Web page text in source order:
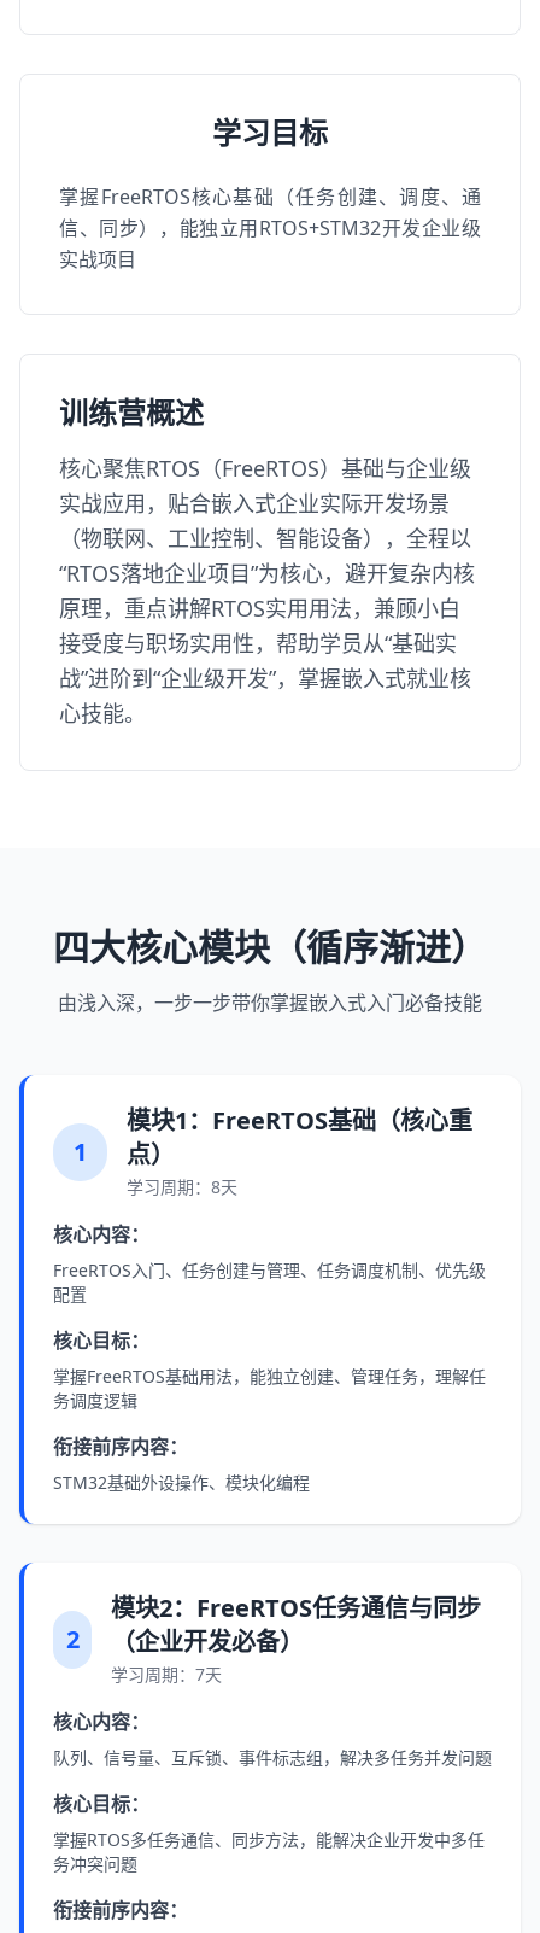
学习目标
掌握FreeRTOS核心基础（任务创建、调度、通
信、同步），能独立用RTOS+STM32开发企业级
实战项目
训练营概述
核心聚焦RTOS（FreeRTOS）基础与企业级
实战应用，贴合嵌入式企业实际开发场景
（物联网、工业控制、智能设备），全程以
“RTOS落地企业项目”为核心，避开复杂内核
原理，重点讲解RTOS实用用法，兼顾小白
接受度与职场实用性，帮助学员从“基础实
战”进阶到“企业级开发”，掌握嵌入式就业核
心技能。
四大核心模块（循序渐进）
由浅入深，一步一步带你掌握嵌入式入门必备技能
1
模块1：FreeRTOS基础（核心重
点）
学习周期：8天
核心内容：
FreeRTOS入门、任务创建与管理、任务调度机制、优先级
配置
核心目标：
掌握FreeRTOS基础用法，能独立创建、管理任务，理解任
务调度逻辑
衔接前序内容：
STM32基础外设操作、模块化编程
2
模块2：FreeRTOS任务通信与同步
（企业开发必备）
学习周期：7天
核心内容：
队列、信号量、互斥锁、事件标志组，解决多任务并发问题
核心目标：
掌握RTOS多任务通信、同步方法，能解决企业开发中多任
务冲突问题
衔接前序内容：